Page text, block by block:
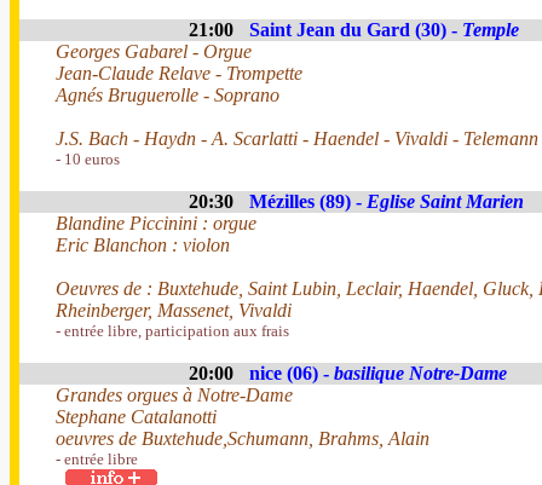
21:00 Saint Jean du Gard (30) - Temple
Georges Gabarel - Orgue
Jean-Claude Relave - Trompette
Agnés Bruguerolle - Soprano
J.S. Bach - Haydn - A. Scarlatti - Haendel - Vivaldi -
- 10 euros
20:30 Mézilles (89) - Eglise Saint Marien
Blandine Piccinini : orgue
Eric Blanchon : violon
Oeuvres de : Buxtehude, Saint Lubin, Leclair, Haendel,
Rheinberger, Massenet, Vivaldi
- entrée libre, participation aux frais
20:00 nice (06) - basilique Notre-Dame
Grandes orgues à Notre-Dame
Stephane Catalanotti
oeuvres de Buxtehude,Schumann, Brahms, Alain
- entrée libre